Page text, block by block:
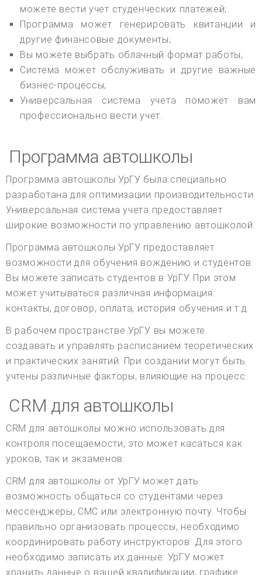
можете вести учет студенческих платежей;
Программа может генерировать квитанции и
другие финансовые документы;
Вы можете выбрать облачный формат работы;
Система может обслуживать и другие важные
бизнес-процессы;
Универсальная система учета поможет вам
профессионально вести учет.
Программа автошколы
Программа автошколы УрГУ была специально
разработана для оптимизации производительности.
Универсальная система учета предоставляет
широкие возможности по управлению автошколой.
Программа автошколы УрГУ предоставляет
возможности для обучения вождению и студентов.
Вы можете записать студентов в УрГУ. При этом
может учитываться различная информация:
контакты, договор, оплата, история обучения и т.д.
В рабочем пространстве УрГУ вы можете
создавать и управлять расписанием теоретических
и практических занятий. При создании могут быть
учтены различные факторы, влияющие на процесс.
CRM для автошколы
CRM для автошколы можно использовать для
контроля посещаемости, это может касаться как
уроков, так и экзаменов.
CRM для автошколы от УрГУ может дать
возможность общаться со студентами через
мессенджеры, СМС или электронную почту. Чтобы
правильно организовать процессы, необходимо
координировать работу инструкторов. Для этого
необходимо записать их данные. УрГУ может
хранить данные о вашей квалификации, графике